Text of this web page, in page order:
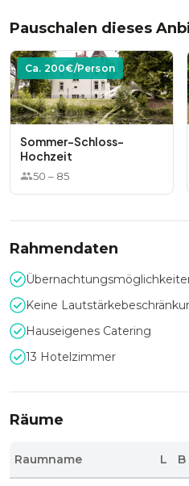
Pauschalen dieses
Ca. 200€/Person
Sommer-Schloss-
Hochzeit
50 – 85
Rahmendaten
Keine
Hauseigenes Catering
13 Hotelzimmer
Räume
Raumname L B